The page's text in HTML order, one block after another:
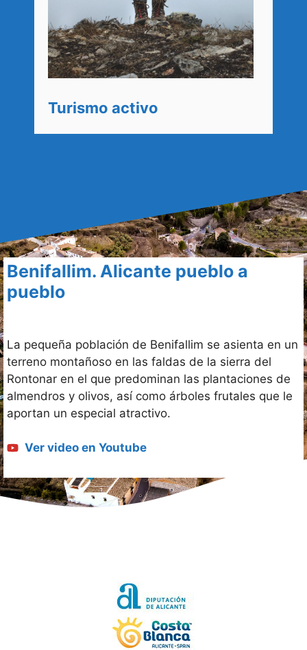
Turismo activo
Benifallim. Alicante pueblo a
pueblo
La pequeña población de Benifallim se asienta en un
terreno montañoso en las faldas de la sierra del
Rontonar en el que predominan las plantaciones de
almendros y olivos, así como árboles frutales que le
aportan un especial atractivo.
Ver video en Youtube